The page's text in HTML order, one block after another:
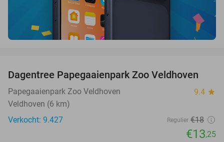
26%
Dagentree Papegaaienpark Zoo Veldhoven
Papegaaienpark Zoo Veldhoven 9.4 star
Veldhoven (6 km)
Verkocht: 9.427
Regulier €18
€13,25